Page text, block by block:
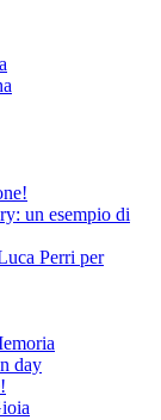
un esempio di
Perri per
day